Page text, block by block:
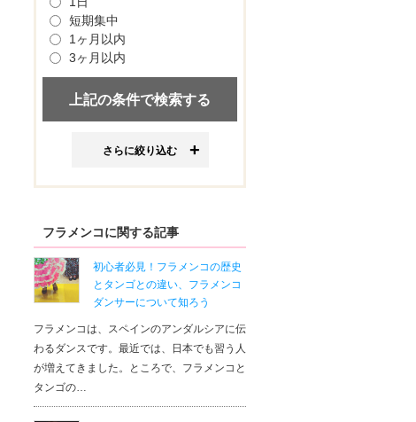
短期集中
1ヶ月以内
3ヶ月以内
さらに絞り込む
フラメンコに関する記事
初心者必見！フラメンコの歴史
とタンゴとの違い、フラメンコ
ダンサーについて知ろう
フラメンコは、スペインのアンダルシアに伝
わるダンスです。最近では、日本でも習う人
が増えてきました。ところで、フラメンコと
タンゴの…